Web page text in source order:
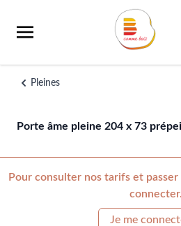
Pleines
Porte âme pleine 204 x 73
Pour consulter nos tarifs et
connecter.
Je me